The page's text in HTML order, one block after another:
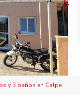
y 3 baños en Calpe